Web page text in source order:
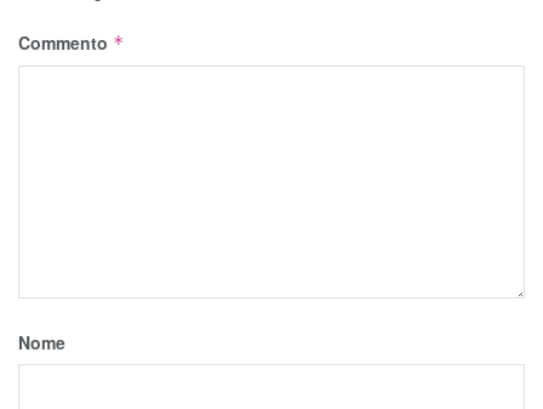
Commento *
Nome